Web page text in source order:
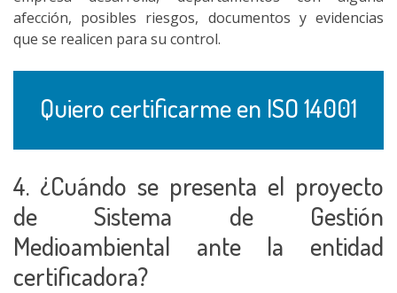
afección, posibles riesgos, documentos y evidencias
que se realicen para su control.
Quiero certificarme en ISO 14001
4. ¿Cuándo se presenta el proyecto
de Sistema de Gestión
Medioambiental ante la entidad
certificadora?